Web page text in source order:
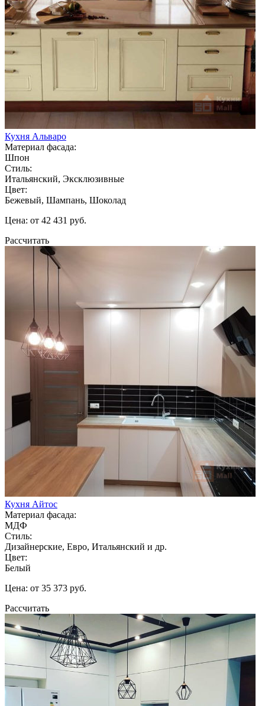
Кухня Альваро
Материал фасада:
Шпон
Стиль:
Итальянский, Эксклюзивные
Цвет:
Бежевый, Шампань, Шоколад
Цена: от 42 431 руб.
Рассчитать
Кухня Айтос
Материал фасада:
МДФ
Стиль:
Дизайнерские, Евро, Итальянский и др.
Цвет:
Белый
Цена: от 35 373 руб.
Рассчитать